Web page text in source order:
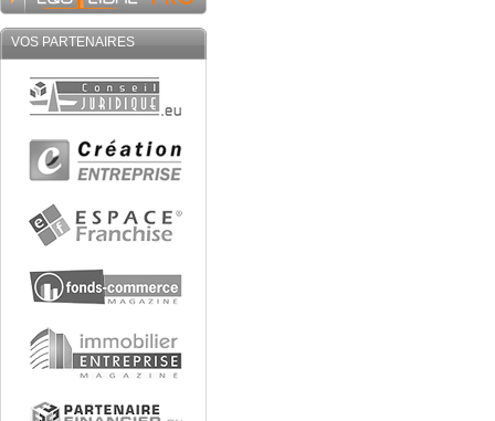
VOS PARTENAIRES